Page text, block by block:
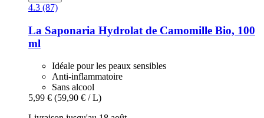
4.3 (87)
La Saponaria Hydrolat de Camomille Bio, 100
ml
Idéale pour les peaux sensibles
Anti-inflammatoire
Sans alcool
5,99 € (59,90 € / L)